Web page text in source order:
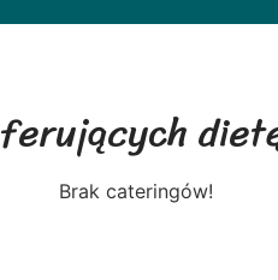
Brak cateringów!